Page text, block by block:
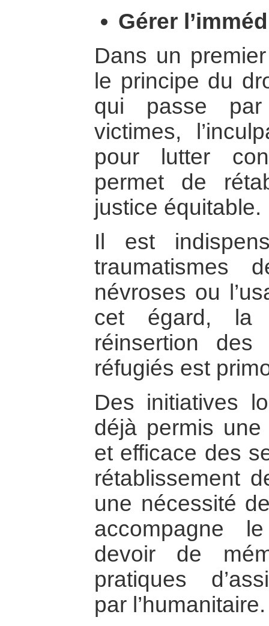
Gérer
Dans un
le principe du
qui passe
victimes,
pour lutter
permet de
justice équitable.
Il est
traumatismes
névroses ou
cet égard, la
réinsertion
réfugiés est
Des initiatives
déjà permis une
et efficace des
rétablissement
une nécessité
accompagne
devoir de
pratiques
par l’humanitaire.